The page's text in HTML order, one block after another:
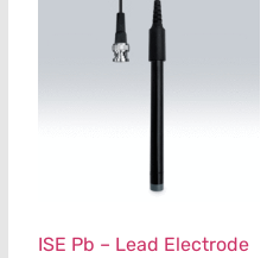
ISE Pb – Lead Electrode